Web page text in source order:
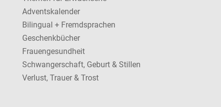
Adventskalender
Bilingual + Fremdsprachen
Geschenkbücher
Frauengesundheit
Schwangerschaft, Geburt & Stillen
Verlust, Trauer & Trost